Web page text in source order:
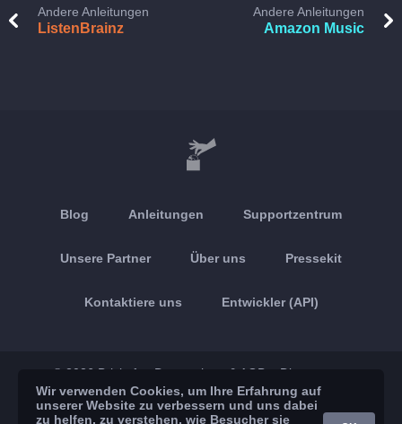
Andere Anleitungen
ListenBrainz
Andere Anleitungen
Amazon Music
Blog Anleitungen Supportzentrum
Unsere Partner Über uns Pressekit
Kontaktiere uns Entwickler (API)
© 2026 Brickoft Datenschutz & AGB Dienststatus
App Store Google Play
Wir verwenden Cookies, um Ihre Erfahrung auf
unserer Website zu verbessern und uns dabei
zu helfen, zu verstehen, wie Besucher sie